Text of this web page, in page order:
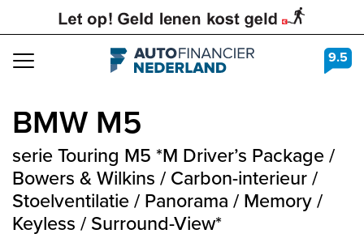
Navigation 9.5
BMW M5
serie Touring M5 *M Driver’s Package /
Bowers & Wilkins / Carbon-interieur /
Stoelventilatie / Panorama / Memory /
Keyless / Surround-View*